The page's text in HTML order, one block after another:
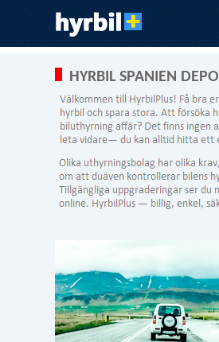
HYRBIL SPANIEN